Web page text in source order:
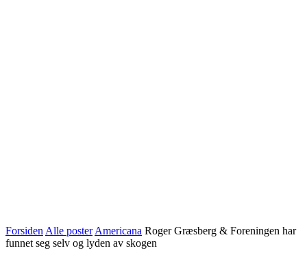
Forsiden Alle poster Americana Roger Græsberg & Foreningen har
funnet seg selv og lyden av skogen